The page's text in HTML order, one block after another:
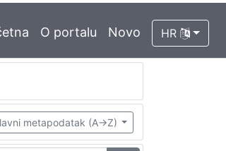
O portalu Novo HR
metapodatak (A->Z)